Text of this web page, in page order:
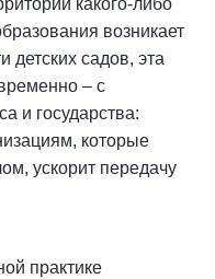
какого-либо
возникает
детских садов, эта
– с
и государства:
которые
ускорит передачу
практике